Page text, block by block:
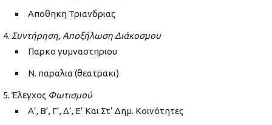
Αποθηκη Τριανδριας
Συντήρηση, Αποξήλωση Διάκοσμου
Παρκο γυμναστηριου
Ν. παραλια (θεατρακι)
Έλεγχος Φωτισμού
Α’, Β’, Γ’, Δ’, Ε’ Και Στ’ Δημ. Κοινότητες